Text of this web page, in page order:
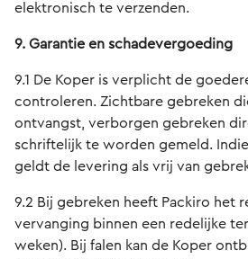
elektronisch te verzenden.
9. Garantie en schadevergoeding
9.1 De Koper is verplicht de
controleren. Zichtbare gebreken
ontvangst, verborgen gebreken
schriftelijk te worden gemeld.
geldt de levering als vrij van
9.2 Bij gebreken heeft Packiro het
vervanging binnen een redelijke
weken). Bij falen kan de Koper